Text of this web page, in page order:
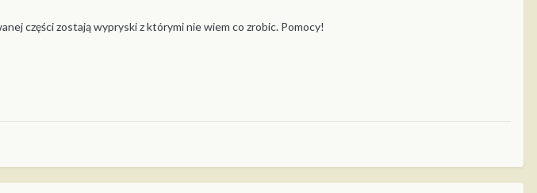
części zostają wypryski z którymi nie wiem co zrobic. Pomocy!